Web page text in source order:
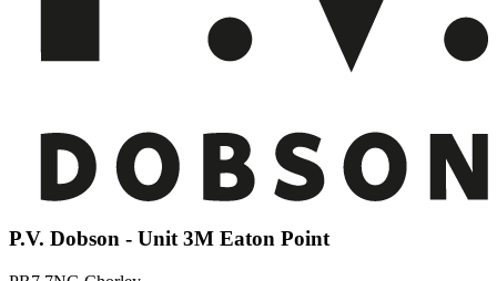
P.V. Dobson - Unit 3M Eaton Point